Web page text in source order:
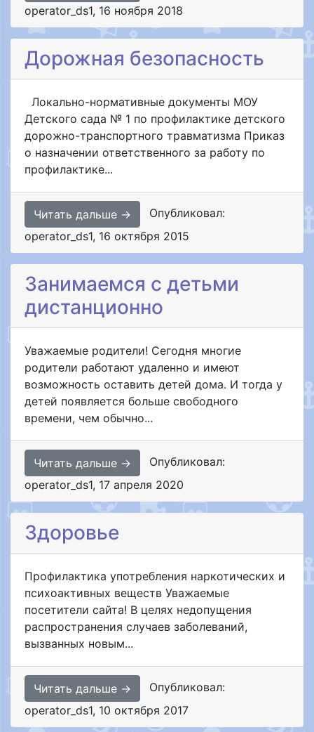
operator_ds1, 16 ноября 2018
Дорожная безопасность
Локально-нормативные документы МОУ
Детского сада № 1 по профилактике детского
дорожно-транспортного травматизма Приказ
о назначении ответственного за работу по
профилактике...
Читать дальше →
Опубликовал:
operator_ds1, 16 октября 2015
Занимаемся с детьми
дистанционно
Уважаемые родители! Сегодня многие
родители работают удаленно и имеют
возможность оставить детей дома. И тогда у
детей появляется больше свободного
времени, чем обычно...
Читать дальше →
Опубликовал:
operator_ds1, 17 апреля 2020
Здоровье
Профилактика употребления наркотических и
психоактивных веществ Уважаемые
посетители сайта! В целях недопущения
распространения случаев заболеваний,
вызванных новым...
Читать дальше →
Опубликовал:
operator_ds1, 10 октября 2017